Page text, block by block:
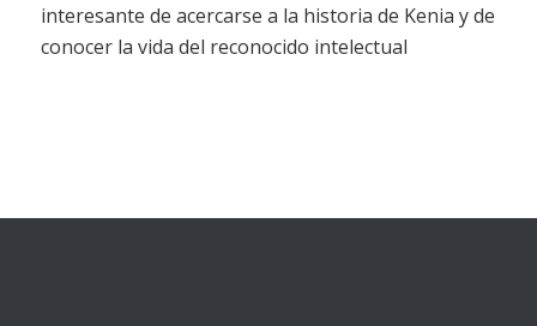
interesante de acercarse a la historia de Kenia y de
conocer la vida del reconocido intelectual